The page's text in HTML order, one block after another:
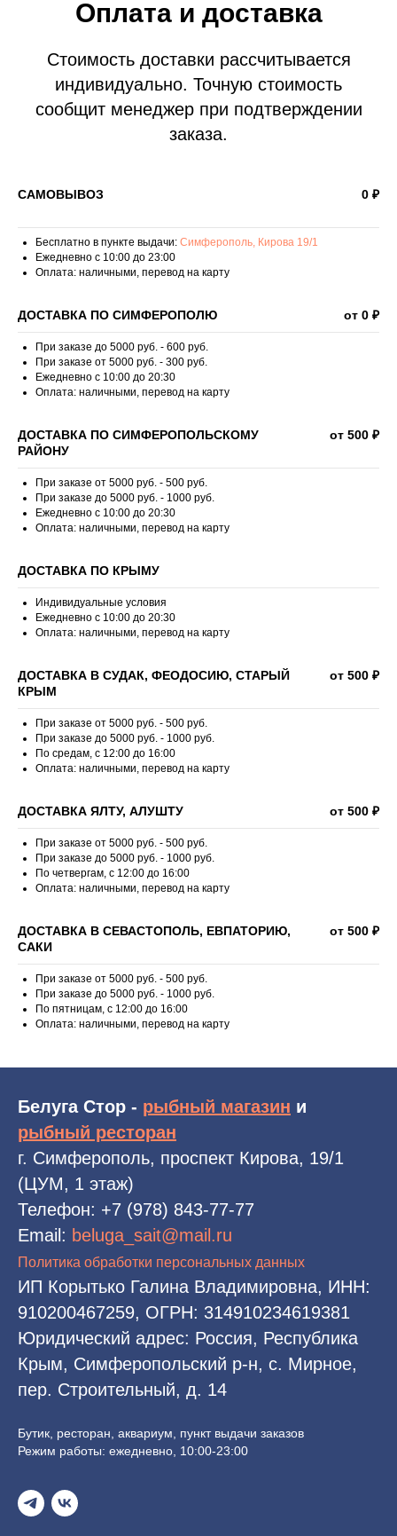
Оплата и доставка
Стоимость доставки рассчитывается
индивидуально. Точную стоимость
сообщит менеджер при подтверждении
заказа.
САМОВЫВОЗ 0 ₽
Бесплатно в пункте выдачи: Симферополь, Кирова 19/1
Ежедневно с 10:00 до 23:00
Оплата: наличными, перевод на карту
ДОСТАВКА ПО СИМФЕРОПОЛЮ от 0 ₽
При заказе до 5000 руб. - 600 руб.
При заказе от 5000 руб. - 300 руб.
Ежедневно с 10:00 до 20:30
Оплата: наличными, перевод на карту
ДОСТАВКА ПО СИМФЕРОПОЛЬСКОМУ
РАЙОНУ
от 500 ₽
При заказе от 5000 руб. - 500 руб.
При заказе до 5000 руб. - 1000 руб.
Ежедневно с 10:00 до 20:30
Оплата: наличными, перевод на карту
ДОСТАВКА ПО КРЫМУ
Индивидуальные условия
Ежедневно с 10:00 до 20:30
Оплата: наличными, перевод на карту
ДОСТАВКА В СУДАК, ФЕОДОСИЮ, СТАРЫЙ
КРЫМ
от 500 ₽
При заказе от 5000 руб. - 500 руб.
При заказе до 5000 руб. - 1000 руб.
По средам, с 12:00 до 16:00
Оплата: наличными, перевод на карту
ДОСТАВКА ЯЛТУ, АЛУШТУ от 500 ₽
При заказе от 5000 руб. - 500 руб.
При заказе до 5000 руб. - 1000 руб.
По четвергам, с 12:00 до 16:00
Оплата: наличными, перевод на карту
ДОСТАВКА В СЕВАСТОПОЛЬ, ЕВПАТОРИЮ,
САКИ
от 500 ₽
При заказе от 5000 руб. - 500 руб.
При заказе до 5000 руб. - 1000 руб.
По пятницам, с 12:00 до 16:00
Оплата: наличными, перевод на карту
Белуга Стор - рыбный магазин и
рыбный ресторан
г. Симферополь, проспект Кирова, 19/1
(ЦУМ, 1 этаж)
Телефон: +7 (978) 843-77-77
Email: beluga_sait@mail.ru
Политика обработки персональных данных
ИП Корытько Галина Владимировна, ИНН:
910200467259, ОГРН: 314910234619381
Юридический адрес: Россия, Республика
Крым, Симферопольский р-н, с. Мирное,
пер. Строительный, д. 14
Бутик, ресторан, аквариум, пункт выдачи заказов
Режим работы: ежедневно, 10:00-23:00